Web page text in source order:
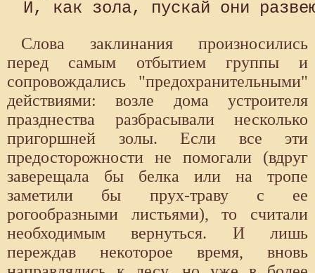
Слова заклинания произносились
перед самым отбытием группы и
сопровождались "предохранительными"
действиями: возле дома устроителя
празднества разбрасывали несколько
пригоршней золы. Если все эти
предосторожности не помогали (вдруг
заверещала бы белка или на тропе
заметили бы прух-траву с ее
рогообразными листьями), то считали
необходимым вернуться. И лишь
переждав некоторое время, вновь